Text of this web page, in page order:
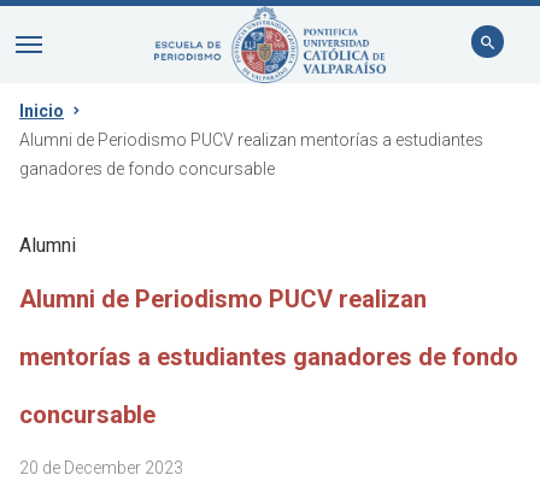
Inicio
Alumni de Periodismo PUCV realizan mentorías a estudiantes
ganadores de fondo concursable
Alumni
Alumni de Periodismo PUCV realizan
mentorías a estudiantes ganadores de fondo
concursable
20 de December 2023